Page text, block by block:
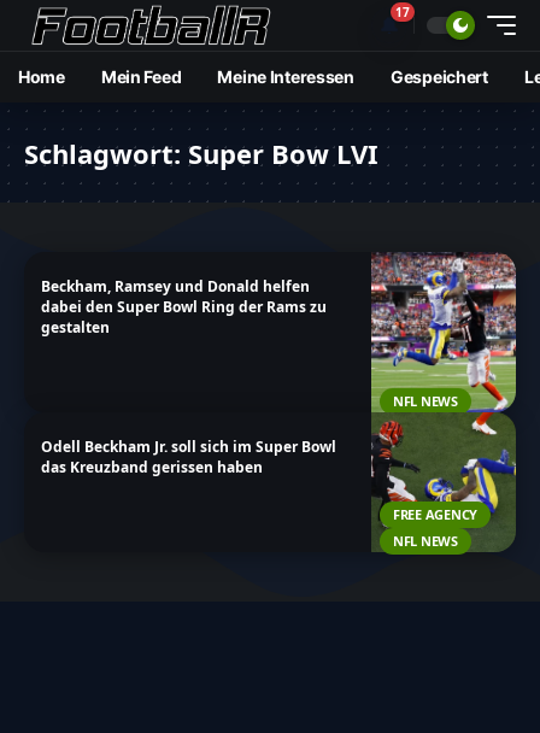
🔔17
Home Mein Feed Meine Interessen Gespeichert
Schlagwort: Super Bow LVI
NFL NEWS
Beckham, Ramsey und Donald helfen
dabei den Super Bowl Ring der Rams zu
gestalten
FREE AGENCY
NFL NEWS
Odell Beckham Jr. soll sich im Super Bowl
das Kreuzband gerissen haben